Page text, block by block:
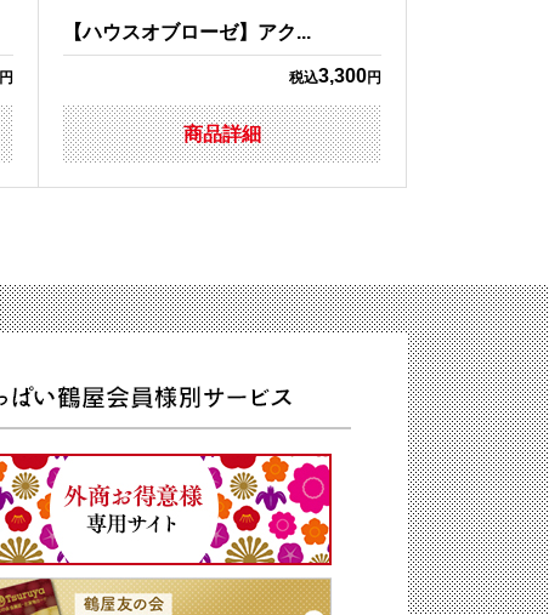
円
【ハウスオブローゼ】アク...
税込3,300円
商品詳細